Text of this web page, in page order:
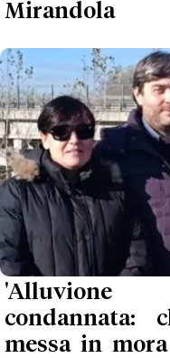
Mirandola
'Alluvione
messa in